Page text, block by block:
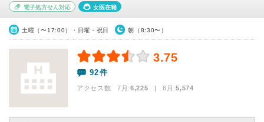
電子処方せん対応 女医在籍
土曜（〜17:00）・日曜・祝日 朝（8:30〜）
3.75
92件
アクセス数 7月:6,225 | 6月:5,574